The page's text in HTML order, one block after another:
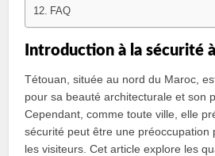
FAQ
Introduction à la sécurité
Tétouan, située au nord du Maroc,
pour sa beauté architecturale et son
Cependant, comme toute ville, elle
sécurité peut être une préoccupation
les visiteurs. Cet article explore les